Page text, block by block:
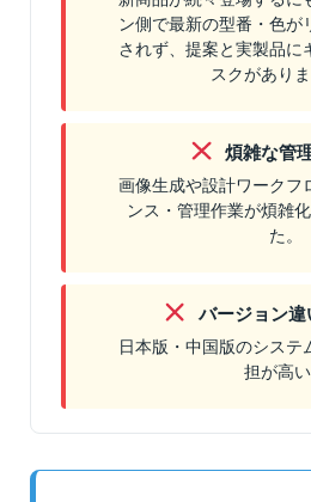
ン側で最新の型番・色が
されず、提案と実製品に
スクがありま
煩雑な管
画像生成や設計ワークフ
ンス・管理作業が煩雑
た。
バージョン違
日本版・中国版のシステ
担が高い